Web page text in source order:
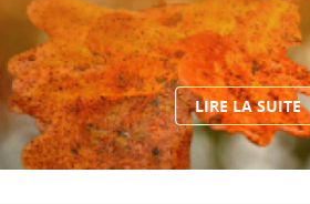
LIRE LA SUITE